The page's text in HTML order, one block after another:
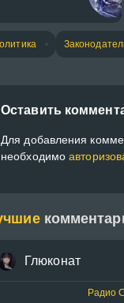
Оставить
Для добавления
необходимо
Глюконат
Радио